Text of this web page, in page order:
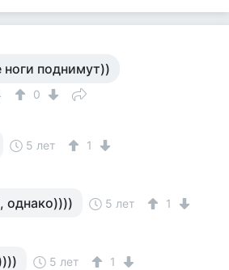
ноги поднимут))
0
5 лет 1
однако)))) 5 лет 1
5 лет 1